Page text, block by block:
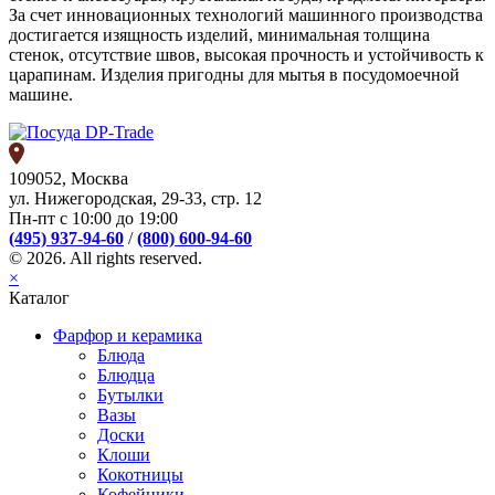
За счет инновационных технологий машинного производства
достигается изящность изделий, минимальная толщина
стенок, отсутствие швов, высокая прочность и устойчивость к
царапинам. Изделия пригодны для мытья в посудомоечной
машине.
109052, Москва
ул. Нижегородская, 29-33, стр. 12
Пн-пт с 10:00 до 19:00
(495) 937-94-60 /(800) 600-94-60
© 2026. All rights reserved.
×
Каталог
Фарфор и керамика
Блюда
Блюдца
Бутылки
Вазы
Доски
Клоши
Кокотницы